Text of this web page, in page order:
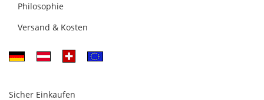
Philosophie
Versand & Kosten
Sicher Einkaufen